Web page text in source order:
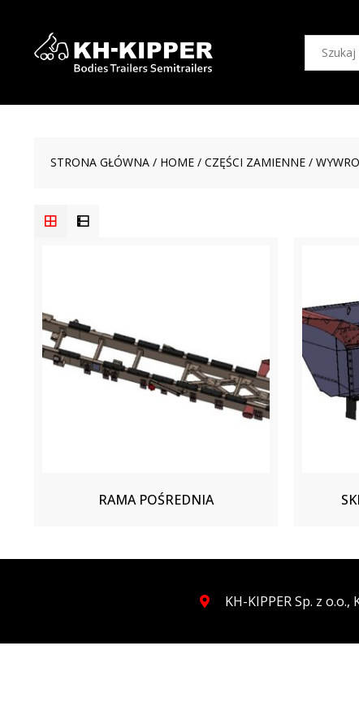
STRONA GŁÓWNA / HOME / CZĘŚCI ZAMIENNE /
RAMA POŚREDNIA
KH-KIPPER Sp. z